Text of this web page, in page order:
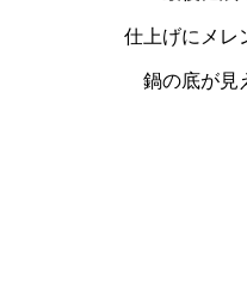
仕上げにメレ
鍋の底が見